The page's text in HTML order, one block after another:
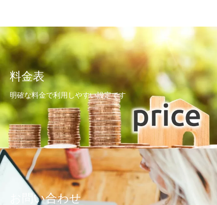
料金表
明確な料金で利用しやすい設定です
お問い合わせ